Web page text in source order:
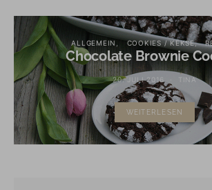
ALLGEMEIN COOKIES / KEKSE
Chocolate Brownie
20. JULI 2016 TINA
WEITERLESEN